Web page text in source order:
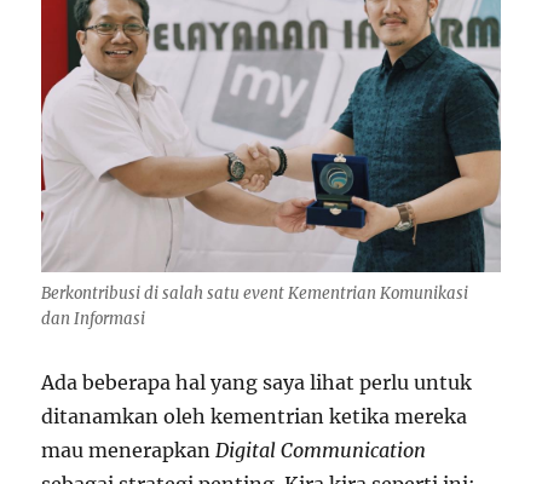
Berkontribusi di salah satu event Kementrian Komunikasi
dan Informasi
Ada beberapa hal yang saya lihat perlu untuk
ditanamkan oleh kementrian ketika mereka
mau menerapkan Digital Communication